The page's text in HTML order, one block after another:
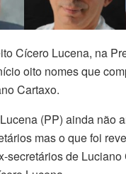
Cícero Lucena, na
oito nomes que
Cartaxo.
(PP) ainda não
mas o que foi
secretários de